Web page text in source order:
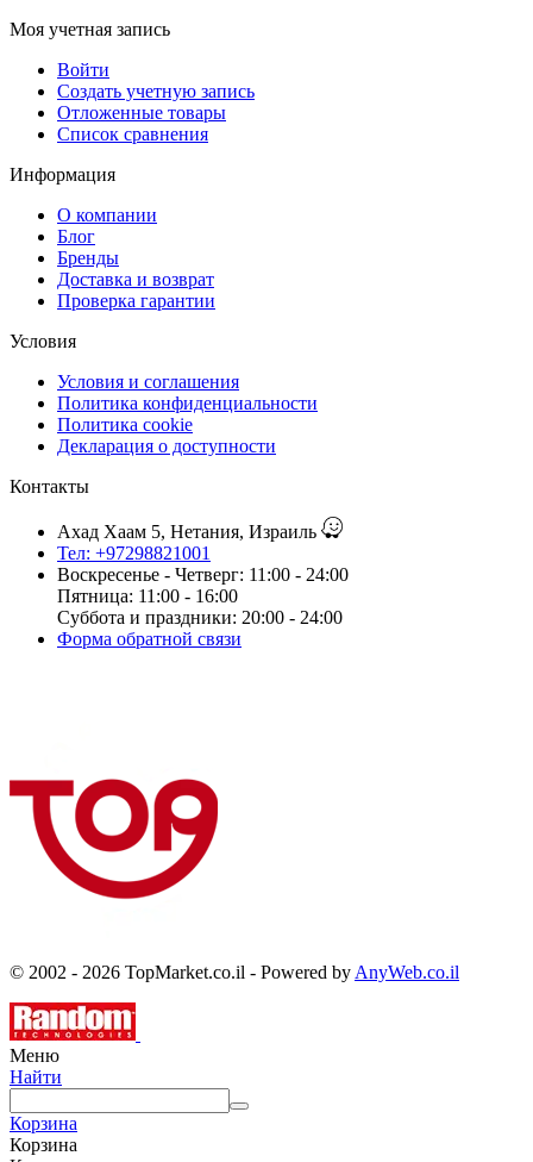
Моя учетная запись
Войти
Создать учетную запись
Отложенные товары
Список сравнения
Информация
О компании
Блог
Бренды
Доставка и возврат
Проверка гарантии
Условия
Условия и соглашения
Политика конфиденциальности
Политика cookie
Декларация о доступности
Контакты
Ахад Хаам 5, Нетания, Израиль
Тел: +97298821001
Воскресенье - Четверг: 11:00 - 24:00
Пятница: 11:00 - 16:00
Суббота и праздники: 20:00 - 24:00
Форма обратной связи
© 2002 - 2026 TopMarket.co.il - Powered by AnyWeb.co.il
Меню
Найти
Корзина
Корзина